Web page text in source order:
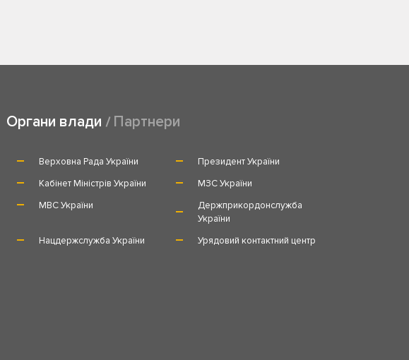
Органи влади Партнери
Верховна Рада України
Президент України
Кабінет Міністрів України
МЗС України
МВС України
Держприкордонслужба
України
Нацдержслужба України
Урядовий контактний центр